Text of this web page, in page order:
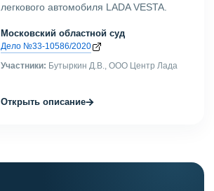
легкового автомобиля LADA VESTA.
Московский областной суд
Дело №33-10586/2020
Участники: Бутыркин Д.В., ООО Центр Лада
Открыть описание→